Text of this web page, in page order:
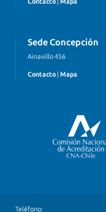
Contacto Mapa
Sede Concepción
Ainavillo 456
Contacto Mapa
Teléfono: